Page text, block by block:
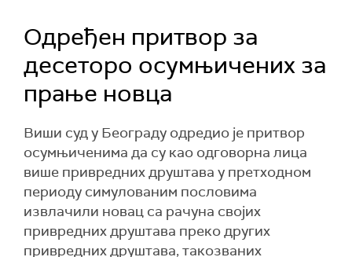
Одређен притвор за
десеторо осумњичених за
прање новца
Виши суд у Београду одредио је притвор
осумњиченима да су као одговорна лица
више привредних друштава у претходном
периоду симулованим пословима
извлачили новац са рачуна својих
привредних друштава преко других
привредних друштава, такозваних